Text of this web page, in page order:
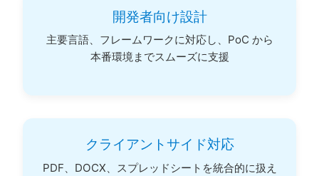
開発者向け設計
主要言語、フレームワークに対応し、PoC から
本番環境までスムーズに支援
クライアントサイド対応
PDF、DOCX、スプレッドシートを統合的に扱え